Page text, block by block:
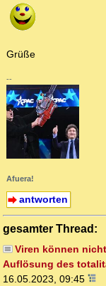
Grüße
--
Afuera!
antworten
gesamter Thread:
Viren können
Auflösung des
16.05.2023, 09:45